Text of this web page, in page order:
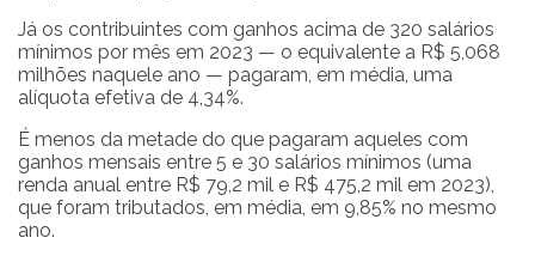
Já os contribuintes com ganhos acima de 320 salários
mínimos por mês em 2023 — o equivalente a R$ 5,068
milhões naquele ano — pagaram, em média, uma
alíquota efetiva de 4,34%.
É menos da metade do que pagaram aqueles com
ganhos mensais entre 5 e 30 salários mínimos (uma
renda anual entre R$ 79,2 mil e R$ 475,2 mil em 2023),
que foram tributados, em média, em 9,85% no mesmo
ano.